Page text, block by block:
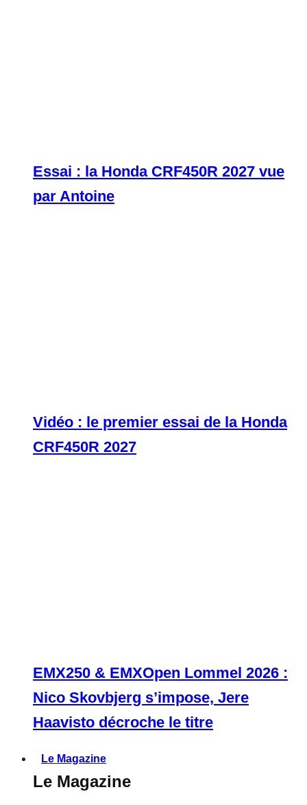
Essai : la Honda CRF450R 2027 vue
par Antoine
Vidéo : le premier essai de la Honda
CRF450R 2027
EMX250 & EMXOpen Lommel 2026 :
Nico Skovbjerg s’impose, Jere
Haavisto décroche le titre
Le Magazine
Le Magazine